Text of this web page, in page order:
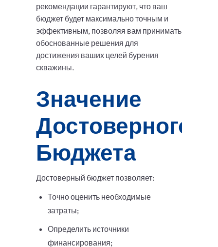
рекомендации гарантируют, что ваш
бюджет будет максимально точным и
эффективным, позволяя вам принимать
обоснованные решения для
достижения ваших целей бурения
скважины.
Значение
Достоверного
Бюджета
Достоверный бюджет позволяет:
Точно оценить необходимые
затраты;
Определить источники
финансирования;